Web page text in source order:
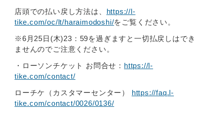
店頭での払い戻し方法は、 https://l-
tike.com/oc/lt/haraimodoshi/をご覧ください。
※6月25日(木)23：59を過ぎますと一切払戻しはでき
ませんのでご注意ください。
・ローソンチケット お問合せ： https://l-
tike.com/contact/
ローチケ（カスタマーセンター） https://faq.l-
tike.com/contact/0026/0136/